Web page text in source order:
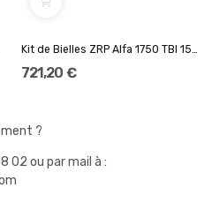
Kit de Bielles ZRP Alfa 1750 TBI 159, Brera,...
721,20 €
?
02 ou par mail à :